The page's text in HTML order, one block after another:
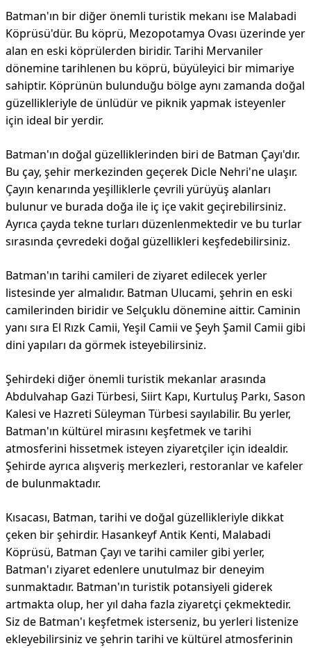
Batman'ın bir diğer önemli turistik mekanı ise Malabadi
Köprüsü'dür. Bu köprü, Mezopotamya Ovası üzerinde yer
alan en eski köprülerden biridir. Tarihi Mervaniler
dönemine tarihlenen bu köprü, büyüleyici bir mimariye
sahiptir. Köprünün bulunduğu bölge aynı zamanda doğal
güzellikleriyle de ünlüdür ve piknik yapmak isteyenler
için ideal bir yerdir.
Batman'ın doğal güzelliklerinden biri de Batman Çayı'dır.
Bu çay, şehir merkezinden geçerek Dicle Nehri'ne ulaşır.
Çayın kenarında yeşilliklerle çevrili yürüyüş alanları
bulunur ve burada doğa ile iç içe vakit geçirebilirsiniz.
Ayrıca çayda tekne turları düzenlenmektedir ve bu turlar
sırasında çevredeki doğal güzellikleri keşfedebilirsiniz.
Batman'ın tarihi camileri de ziyaret edilecek yerler
listesinde yer almalıdır. Batman Ulucami, şehrin en eski
camilerinden biridir ve Selçuklu dönemine aittir. Caminin
yanı sıra El Rızk Camii, Yeşil Camii ve Şeyh Şamil Camii gibi
dini yapıları da görmek isteyebilirsiniz.
Şehirdeki diğer önemli turistik mekanlar arasında
Abdulvahap Gazi Türbesi, Siirt Kapı, Kurtuluş Parkı, Sason
Kalesi ve Hazreti Süleyman Türbesi sayılabilir. Bu yerler,
Batman'ın kültürel mirasını keşfetmek ve tarihi
atmosferini hissetmek isteyen ziyaretçiler için idealdir.
Şehirde ayrıca alışveriş merkezleri, restoranlar ve kafeler
de bulunmaktadır.
Kısacası, Batman, tarihi ve doğal güzellikleriyle dikkat
çeken bir şehirdir. Hasankeyf Antik Kenti, Malabadi
Köprüsü, Batman Çayı ve tarihi camiler gibi yerler,
Batman'ı ziyaret edenlere unutulmaz bir deneyim
sunmaktadır. Batman'ın turistik potansiyeli giderek
artmakta olup, her yıl daha fazla ziyaretçi çekmektedir.
Siz de Batman'ı keşfetmek isterseniz, bu yerleri listenize
ekleyebilirsiniz ve şehrin tarihi ve kültürel atmosferinin